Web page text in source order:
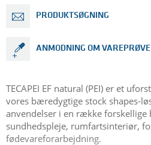
PRODUKTSØGNING
ANMODNING OM VAREPRØVE
TECAPEI EF natural (PEI) er et
vores bæredygtige stock shapes-
anvendelser i en række forskellige
sundhedspleje, rumfartsinteriør,
fødevareforarbejdning.